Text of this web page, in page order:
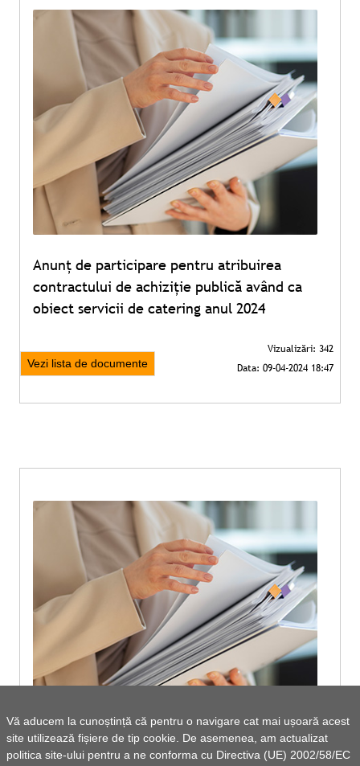
Vă aducem la cunoștință că pentru o navigare cat mai ușoară acest
site utilizează fișiere de tip cookie. De asemenea, am actualizat
politica site-ului pentru a ne conforma cu Directiva (UE) 2002/58/EC
Anunț de participare pentru atribuirea
contractului de achiziție publică având ca
obiect servicii de catering anul 2024
Vezi lista de documente
Legea achizițiilor publice